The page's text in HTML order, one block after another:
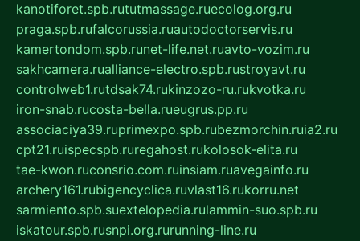
kanotiforet.spb.rututmassage.ruecolog.org.ru
praga.spb.rufalcorussia.ruautodoctorservis.ru
kamertondom.spb.runet-life.net.ruavto-vozim.ru
sakhcamera.rualliance-electro.spb.rustroyavt.ru
controlweb1.rutdsak74.rukinzozo-ru.rukvotka.ru
iron-snab.rucosta-bella.rueugrus.pp.ru
associaciya39.ruprimexpo.spb.rubezmorchin.ruia2.ru
cpt21.ruispecspb.ruregahost.rukolosok-elita.ru
tae-kwon.ruconsrio.com.ruinsiam.ruavegainfo.ru
archery161.rubigencyclica.ruvlast16.rukorru.net
sarmiento.spb.suextelopedia.rulammin-suo.spb.ru
iskatour.spb.rusnpi.org.rurunning-line.ru